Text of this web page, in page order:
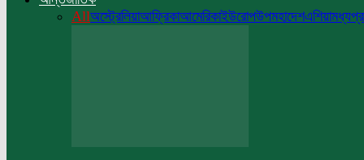
Allঅস্ট্রেলিয়াআফ্রিকাআমেরিকাইউরোপউপমহাদেশএশিয়া